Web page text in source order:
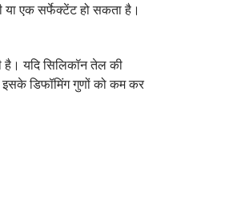
एक सर्फेक्टेंट हो सकता है।
है। यदि सिलिकॉन तेल की
इसके डिफॉमिंग गुणों को कम कर